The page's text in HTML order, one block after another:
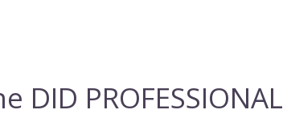
PROFESSIONAL